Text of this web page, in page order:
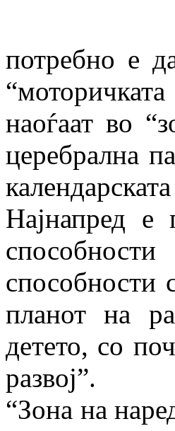
При
потребно е
наоѓаат во
церебрална
Најнапред е
способности
планот на
детето, со
развој”.
“Зона на